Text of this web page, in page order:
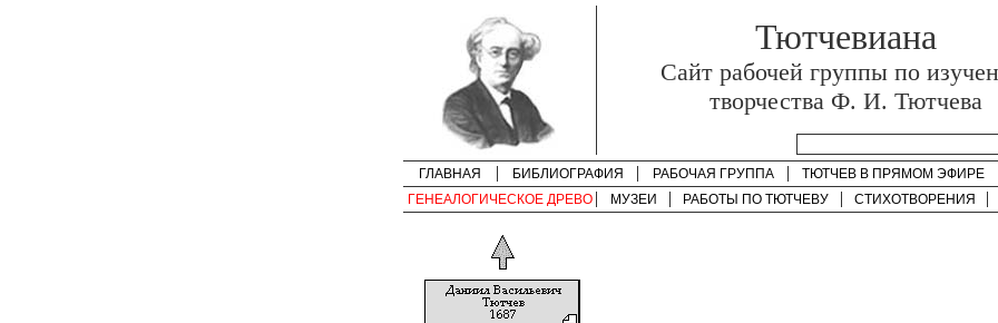
Тютчевиана
Cайт рабочей группы по
творчества Ф. И. Тютчева
ГЛАВНАЯ БИБЛИОГРАФИЯ РАБОЧАЯ ГРУППА
ТЮТЧЕВ В ПРЯМОМ ЭФИРЕ
ГЕНЕАЛОГИЧЕСКОЕ ДРЕВО
МУЗЕИ РАБОТЫ ПО ТЮТЧЕВУ СТИХОТВОРЕНИЯ